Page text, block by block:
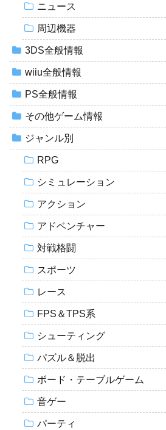
ニュース
周辺機器
3DS全般情報
wiiu全般情報
PS全般情報
その他ゲーム情報
ジャンル別
RPG
シミュレーション
アクション
アドベンチャー
対戦格闘
スポーツ
レース
FPS＆TPS系
シューティング
パズル＆脱出
ボード・テーブルゲーム
音ゲー
パーティ